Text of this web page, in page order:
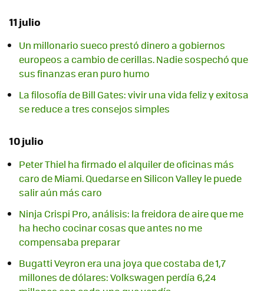
11 julio
Un millonario sueco prestó dinero a gobiernos
europeos a cambio de cerillas. Nadie sospechó que
sus finanzas eran puro humo
La filosofía de Bill Gates: vivir una vida feliz y exitosa
se reduce a tres consejos simples
10 julio
Peter Thiel ha firmado el alquiler de oficinas más
caro de Miami. Quedarse en Silicon Valley le puede
salir aún más caro
Ninja Crispi Pro, análisis: la freidora de aire que me
ha hecho cocinar cosas que antes no me
compensaba preparar
Bugatti Veyron era una joya que costaba de 1,7
millones de dólares: Volkswagen perdía 6,24